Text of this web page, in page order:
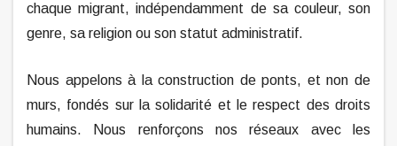
chaque migrant, indépendamment de sa couleur, son
genre, sa religion ou son statut administratif.
Nous appelons à la construction de ponts, et non de
murs, fondés sur la solidarité et le respect des droits
humains. Nous renforçons nos réseaux avec les